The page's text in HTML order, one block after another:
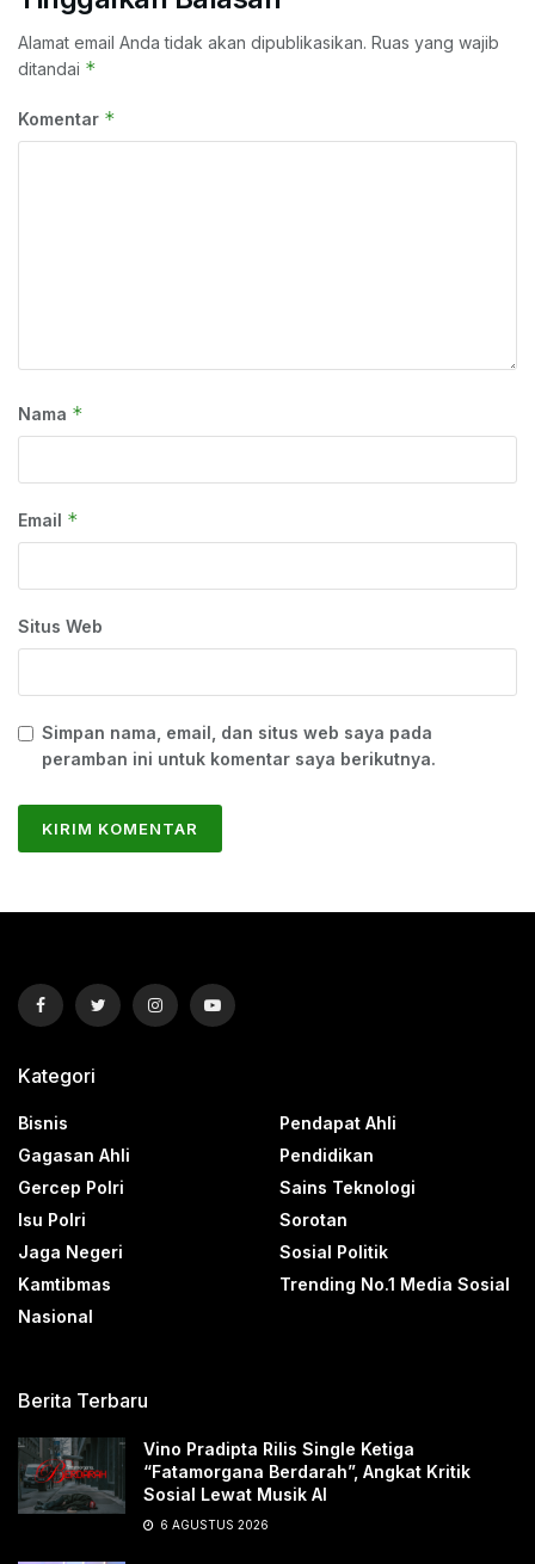
Alamat email Anda tidak akan dipublikasikan. Ruas yang wajib
ditandai *
Komentar *
Nama *
Email *
Situs Web
Simpan nama, email, dan situs web saya pada
peramban ini untuk komentar saya berikutnya.
Kategori
Bisnis
Gagasan Ahli
Gercep Polri
Isu Polri
Jaga Negeri
Kamtibmas
Nasional
Pendapat Ahli
Pendidikan
Sains Teknologi
Sorotan
Sosial Politik
Trending No.1 Media Sosial
Berita Terbaru
Vino Pradipta Rilis Single Ketiga
“Fatamorgana Berdarah”, Angkat Kritik
Sosial Lewat Musik AI
6 AGUSTUS 2026